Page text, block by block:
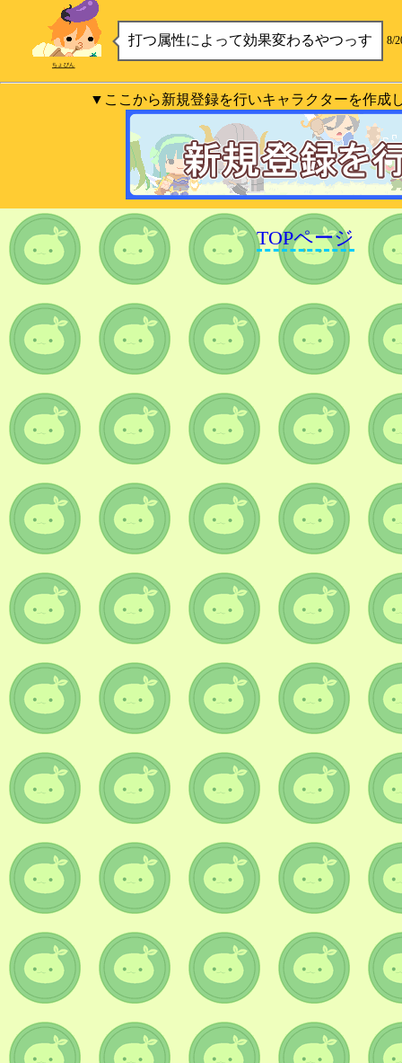
打つ属性によって効果変わるやつっす 8/
ちょびん
▼ここから新規登録を行いキャラクターを作成
TOPページ